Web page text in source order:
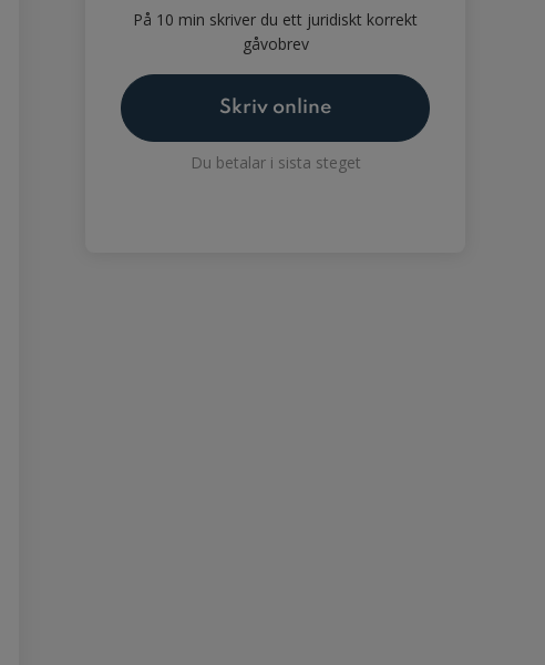
På 10 min skriver du ett juridiskt korrekt
gåvobrev
Skriv online
Du betalar i sista steget